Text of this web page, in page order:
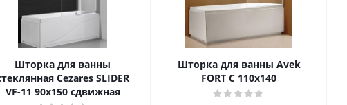
Шторка для ванны
Cezares SLIDER
VF-11 90х150 сдвижная
Шторка для ванны Avek
FORT C 110х140